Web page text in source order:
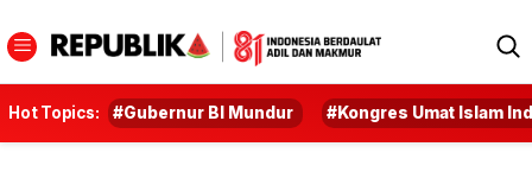
Hot Topics: #Gubernur BI Mundur #Kongres Umat Islam